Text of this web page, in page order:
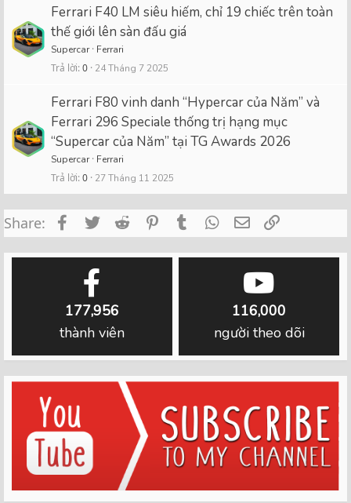
Ferrari F40 LM siêu hiếm, chỉ 19 chiếc trên toàn
thế giới lên sàn đấu giá
Supercar Ferrari
Trả lời 0 24 Tháng 7 2025
Ferrari F80 vinh danh “Hypercar của Năm” và
Ferrari 296 Speciale thống trị hạng mục
“Supercar của Năm” tại TG Awards 2026
Supercar Ferrari
Trả lời 0 27 Tháng 11 2025
Share: FacebookTwitterReddit PinterestTumblrWhatsApp
Email
177,956
thành viên
116,000
người theo dõi